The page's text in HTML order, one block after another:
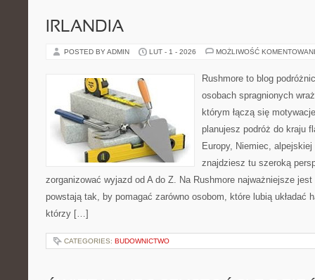
IRLANDIA
POSTED BY ADMIN LUT - 1 - 2026 MOŻLIWOŚĆ
Rushmore to blog
osobach spragnionych
którym łączą się
planujesz podróż do kraju
Europy, Niemiec,
znajdziesz tu szeroką
zorganizować wyjazd od A do Z. Na Rushmore najważniejsze
powstają tak, by pomagać zarówno osobom, które lubią układać
którzy […]
CATEGORIES: BUDOWNICTWO